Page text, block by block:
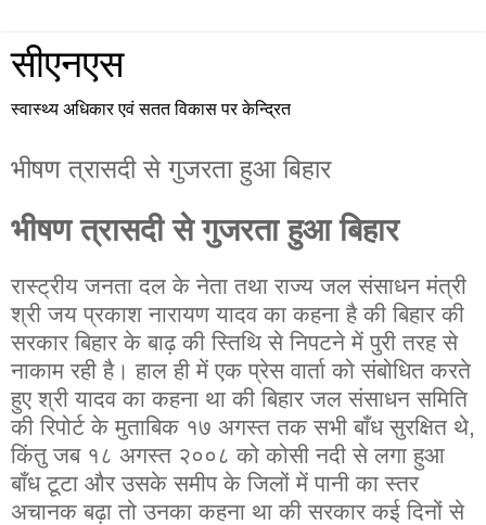
सीएनएस
स्वास्थ्य अधिकार एवं सतत विकास पर केन्द्रित
भीषण त्रासदी से गुजरता हुआ बिहार
भीषण त्रासदी से गुजरता हुआ बिहार
रास्ट्रीय जनता दल के नेता तथा राज्य जल संसाधन मंत्री
श्री जय प्रकाश नारायण यादव का कहना है की बिहार की
सरकार बिहार के बाढ़ की स्तिथि से निपटने में पुरी तरह से
नाकाम रही है। हाल ही में एक प्रेस वार्ता को संबोधित करते
हुए श्री यादव का कहना था की बिहार जल संसाधन समिति
की रिपोर्ट के मुताबिक १७ अगस्त तक सभी बाँध सुरक्षित थे,
किंतु जब १८ अगस्त २००८ को कोसी नदी से लगा हुआ
बाँध टूटा और उसके समीप के जिलों में पानी का स्तर
अचानक बढ़ा तो उनका कहना था की सरकार कई दिनों से